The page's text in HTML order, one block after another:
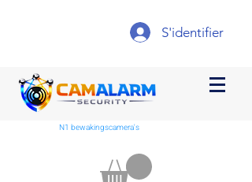
S'identifier
N1 bewakingscamera's